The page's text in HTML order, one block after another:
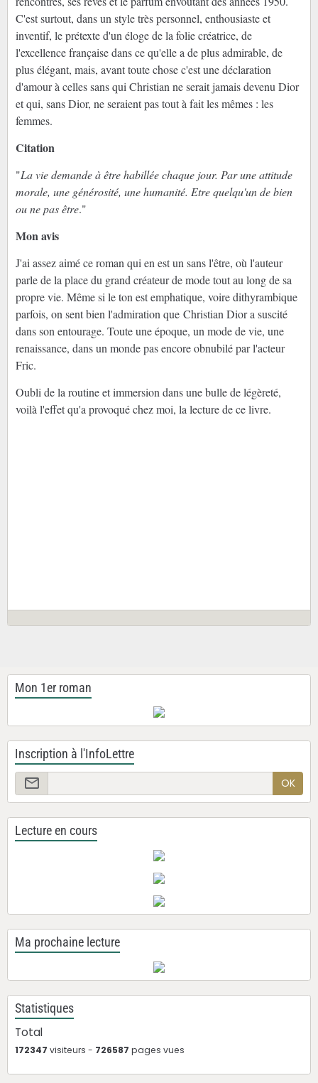
C'est surtout, dans un style très personnel, enthousiaste et
inventif, le prétexte d'un éloge de la folie créatrice, de
l'excellence française dans ce qu'elle a de plus admirable, de
plus élégant, mais, avant toute chose c'est une déclaration
d'amour à celles sans qui Christian ne serait jamais devenu Dior
et qui, sans Dior, ne seraient pas tout à fait les mêmes : les
femmes.
Citation
"La vie demande à être habillée chaque jour. Par une attitude
morale, une générosité, une humanité. Etre quelqu'un de bien
ou ne pas être."
Mon avis
J'ai assez aimé ce roman qui en est un sans l'être, où l'auteur
parle de la place du grand créateur de mode tout au long de sa
propre vie. Même si le ton est emphatique, voire dithyrambique
parfois, on sent bien l'admiration que Christian Dior a suscité
dans son entourage. Toute une époque, un mode de vie, une
renaissance, dans un monde pas encore obnubilé par l'acteur
Fric.
Oubli de la routine et immersion dans une bulle de légèreté,
voilà l'effet qu'a provoqué chez moi, la lecture de ce livre.
Mon 1er roman
Inscription à l'InfoLettre
OK
Lecture en cours
Ma prochaine lecture
Statistiques
Total
172347 visiteurs - 726587 pages vues